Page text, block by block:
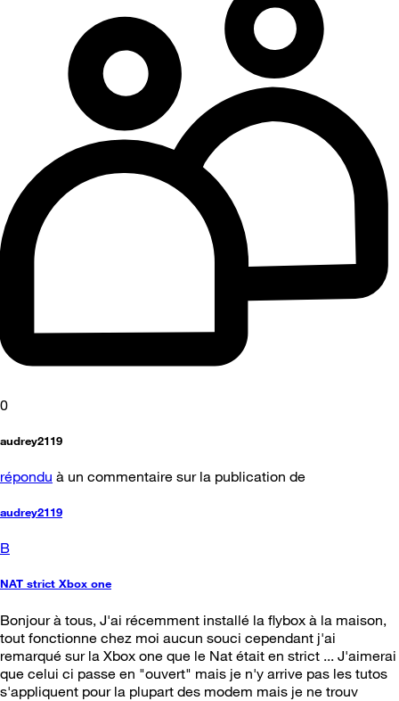
0
audrey2119
répondu à un commentaire sur la publication de
audrey2119
B
NAT strict Xbox one
Bonjour à tous, J'ai récemment installé la flybox à la maison,
tout fonctionne chez moi aucun souci cependant j'ai
remarqué sur la Xbox one que le Nat était en strict ... J'aimerai
que celui ci passe en "ouvert" mais je n'y arrive pas les tutos
s'appliquent pour la plupart des modem mais je ne trouv